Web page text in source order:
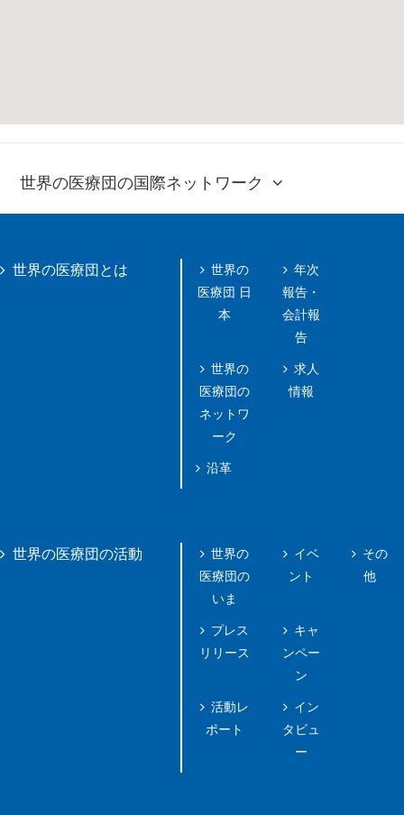
世界の医療団の国際ネットワーク
世界の医療団とは
世界の
医療団 日
本
世界の
医療団の
ネットワ
ーク
沿革
年次
報告・
会計報
告
求人
情報
世界の医療団の活動
世界の
医療団の
いま
プレス
リリース
活動レ
ポート
イベ
ント
キャ
ンペー
ン
イン
タビュ
ー
その
他